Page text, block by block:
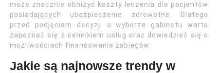
może znacznie obniżyć koszty leczenia dla pacjentów
posiadających ubezpieczenie zdrowotne. Dlatego
przed podjęciem decyzji o wyborze gabinetu warto
zapoznać się z cennikiem usług oraz dowiedzieć się o
możliwościach finansowania zabiegów.
Jakie są najnowsze trendy w